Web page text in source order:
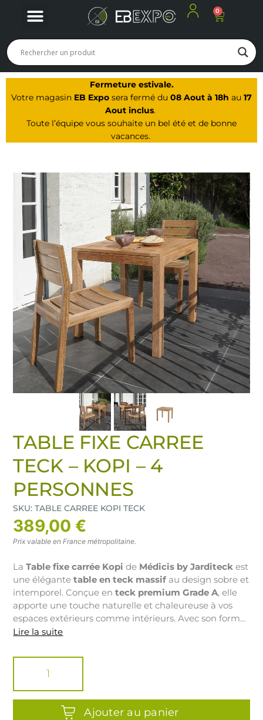
0
Panier
Fermeture estivale.
Votre magasin EB Expo sera fermé du 08 Aout à 18h au 17
Aout inclus.
Toute l’équipe vous souhaite un bel été et de bonne
vacances.
TABLE FIXE CARREE
TECK – KOPI – 4
PERSONNES
SKU: TABLE CARREE KOPI TECK
389,00 €
Prix valable en France métropolitaine.
LaTable fixe carrée Kopi de Médicis by Jarditeck est
une élégantetable en teck massif au design sobre et
intemporel. Conçue enteck premium Grade A, elle
apporte une touche naturelle et chaleureuse à vos
espaces extérieurs comme intérieurs. Avec son format
carré convivial et sa finition haut de gamme, cette
terrasse, un balcon ou un coin repas contemporain.
Lire la suite
de
Ajouter au panier